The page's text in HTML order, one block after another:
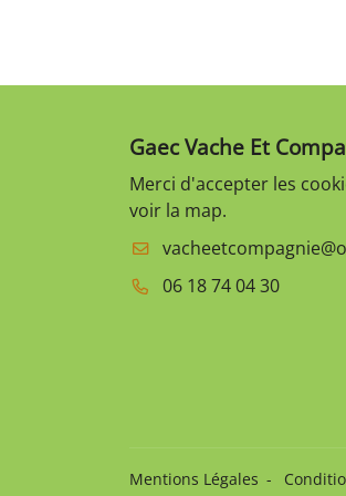
Gaec Vache Et
Merci d'accepter les
voir la map.
06 18 74 04 30
Mentions Légales